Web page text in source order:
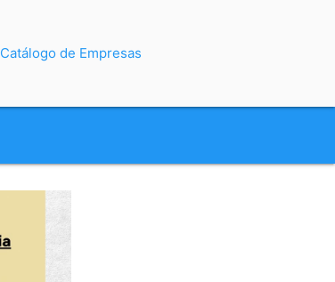
Catálogo de Empresas